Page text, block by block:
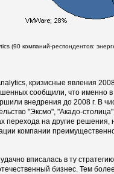
(90 компаний-респондентов:
кризисные явления
сообщили, что именно
внедрения до 2008 г. В
"Эксмо", "Акадо-
перехода на другие
компании
вписалась в ту
бизнес. Тем